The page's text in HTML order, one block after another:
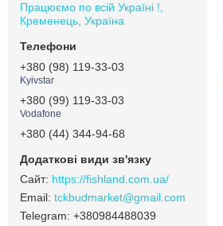
Працюємо по всій Україні !,
Кременець, Україна
+380 (98) 119-33-03
Kyivstar
+380 (99) 119-33-03
Vodafone
+380 (44) 344-94-68
https://fishland.com.ua/
tckbudmarket@gmail.com
+380984488039